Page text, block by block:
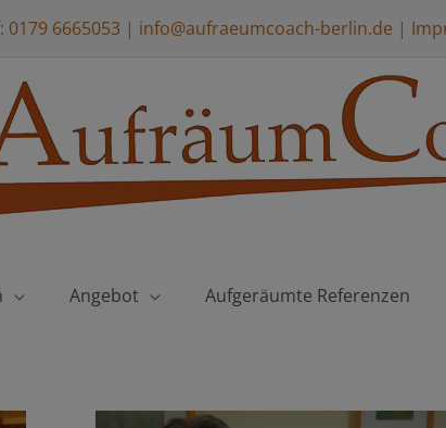
0179 6665053 | info@aufraeumcoach-berlin.de |
Angebot Aufgeräumte Referenzen